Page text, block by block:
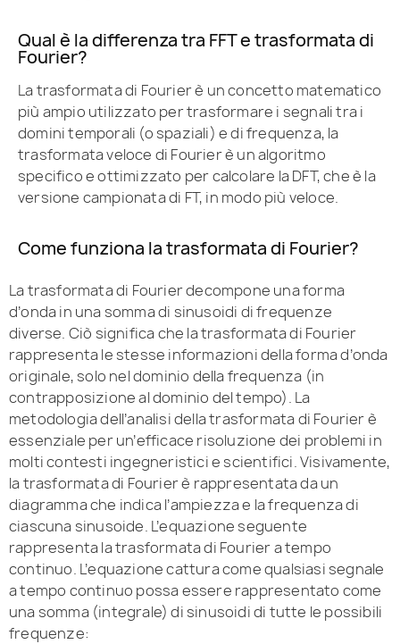
Qual è la differenza tra FFT e trasformata di
Fourier?
La trasformata di Fourier è un concetto matematico
più ampio utilizzato per trasformare i segnali tra i
domini temporali (o spaziali) e di frequenza, la
trasformata veloce di Fourier è un algoritmo
specifico e ottimizzato per calcolare la DFT, che è la
versione campionata di FT, in modo più veloce.
Come funziona la trasformata di Fourier?
La trasformata di Fourier decompone una forma
d’onda in una somma di sinusoidi di frequenze
diverse. Ciò significa che la trasformata di Fourier
rappresenta le stesse informazioni della forma d’onda
originale, solo nel dominio della frequenza (in
contrapposizione al dominio del tempo). La
metodologia dell’analisi della trasformata di Fourier è
essenziale per un’efficace risoluzione dei problemi in
molti contesti ingegneristici e scientifici. Visivamente,
la trasformata di Fourier è rappresentata da un
diagramma che indica l’ampiezza e la frequenza di
ciascuna sinusoide. L’equazione seguente
rappresenta la trasformata di Fourier a tempo
continuo. L’equazione cattura come qualsiasi segnale
a tempo continuo possa essere rappresentato come
una somma (integrale) di sinusoidi di tutte le possibili
frequenze: